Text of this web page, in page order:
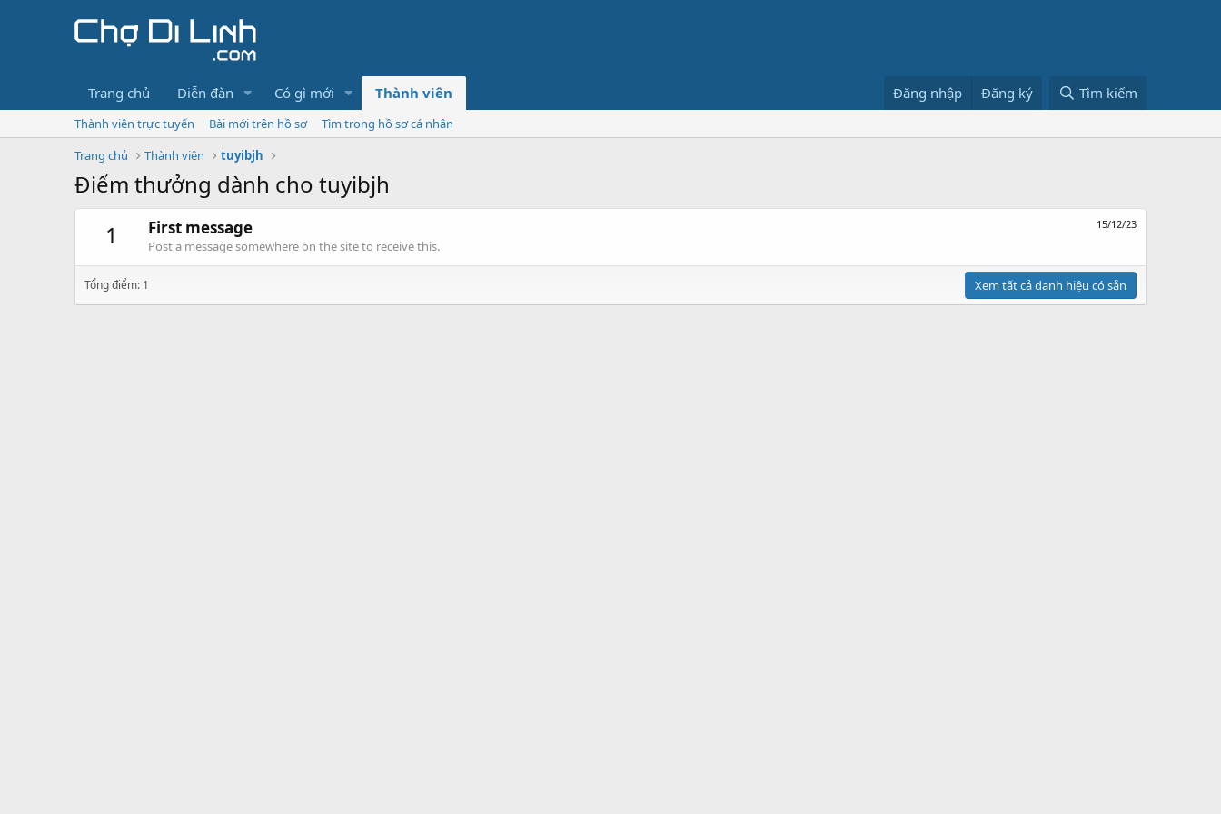
Trang chủ Diễn đàn Có gì mới Thành viên Đăng nhập Đăng ký Tìm kiếm
Thành viên trực tuyến Bài mới trên hồ sơ
Tìm trong hồ sơ cá nhân
Trang chủ
Thành viên tuyibjh
Điểm thưởng dành cho tuyibjh
1
15/12/23
First message
Post a message somewhere on the site to receive this.
Tổng điểm: 1 Xem tất cả danh hiệu có sẵn